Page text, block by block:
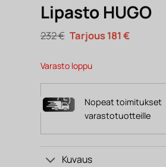
Lipasto HUGO
232€ Alkuperäinen
hinta
232 €.
181€Nykyinen
Varasto loppu
Nopeat toimitukset
varastotuotteille
Kuvaus